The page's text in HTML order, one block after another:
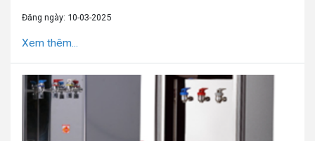
Đăng ngày: 10-03-2025
Xem thêm...